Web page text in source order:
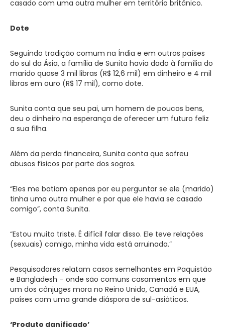
casado com uma outra mulher em território britânico.
Dote
Seguindo tradição comum na Índia e em outros países
do sul da Ásia, a família de Sunita havia dado à família do
marido quase 3 mil libras (R$ 12,6 mil) em dinheiro e 4 mil
libras em ouro (R$ 17 mil), como dote.
Sunita conta que seu pai, um homem de poucos bens,
deu o dinheiro na esperança de oferecer um futuro feliz
a sua filha.
Além da perda financeira, Sunita conta que sofreu
abusos físicos por parte dos sogros.
“Eles me batiam apenas por eu perguntar se ele (marido)
tinha uma outra mulher e por que ele havia se casado
comigo”, conta Sunita.
“Estou muito triste. É difícil falar disso. Ele teve relações
(sexuais) comigo, minha vida está arruinada.”
Pesquisadores relatam casos semelhantes em Paquistão
e Bangladesh – onde são comuns casamentos em que
um dos cônjuges mora no Reino Unido, Canadá e EUA,
países com uma grande diáspora de sul-asiáticos.
‘Produto danificado’